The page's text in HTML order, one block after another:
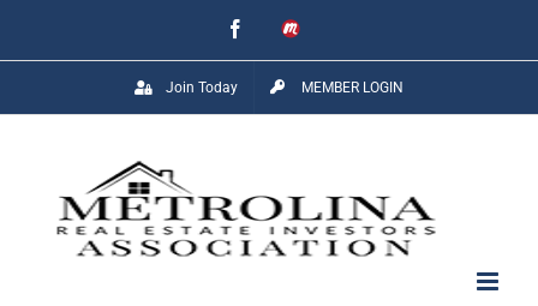
to
Facebook
Meetup
Join Today MEMBER LOGIN